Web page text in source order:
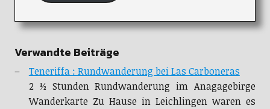
Verwandte Beiträge
Teneriffa : Rundwanderung bei Las Carboneras
2 ½ Stunden Rundwanderung im Anagagebirge
Wanderkarte Zu Hause in Leichlingen waren es